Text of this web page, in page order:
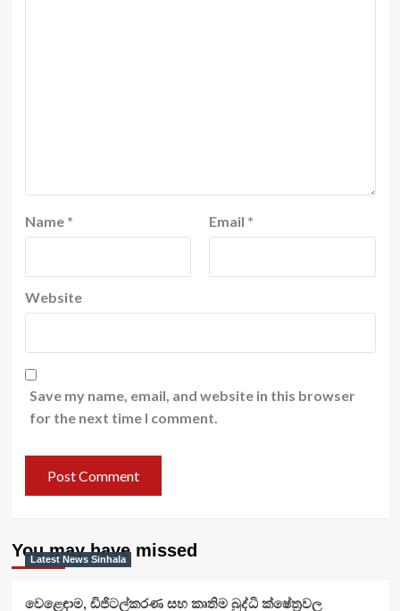
Name * Email *
Website
Save my name, email, and website in this browser
for the next time I comment.
You may have missed
Latest News Sinhala
වෙළෙඳාම, ඩිජිටල්කරණ සහ කෘතිම බුද්ධි ක්ෂේත්‍රවල